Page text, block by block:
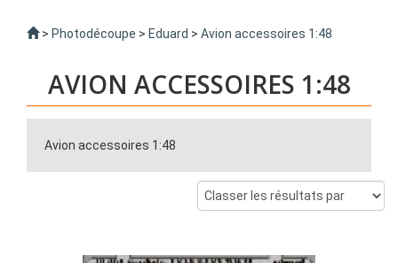
> Photodécoupe > Eduard > Avion accessoires 1:48
AVION ACCESSOIRES 1:48
Avion accessoires 1:48